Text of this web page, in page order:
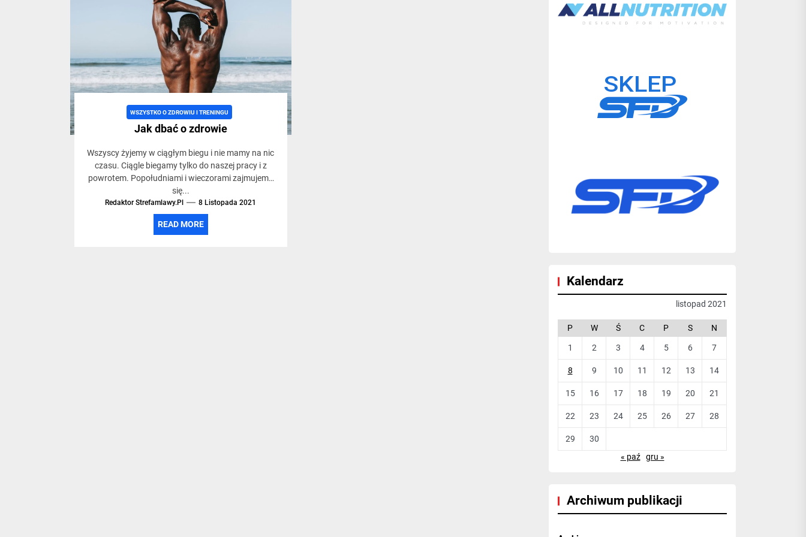
trybie
życia,
siłowni
i
treningach
WSZYSTKO O ZDROWIU I TRENINGU
Jak dbać o zdrowie
Wszyscy żyjemy w ciągłym biegu i nie mamy na nic
czasu. Ciągle biegamy tylko do naszej pracy i z
powrotem. Popołudniami i wieczorami zajmujemy
się...
Redaktor Strefamlawy.pl 8 Listopada 2021
READ MORE
Kalendarz
listopad 2021
P W Ś C P S N
1 2 3 4 5 6 7
8 9 10 11 12 13 14
15 16 17 18 19 20 21
22 23 24 25 26 27 28
29
30
« paź gru »
Archiwum publikacji